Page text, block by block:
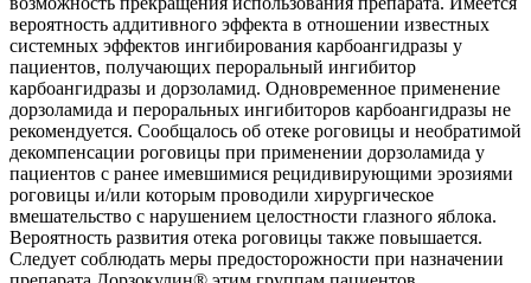
вероятность аддитивного эффекта в отношении известных
системных эффектов ингибирования карбоангидразы у
пациентов, получающих пероральный ингибитор
карбоангидразы и дорзоламид. Одновременное применение
дорзоламида и пероральных ингибиторов карбоангидразы не
рекомендуется. Сообщалось об отеке роговицы и необратимой
декомпенсации роговицы при применении дорзоламида у
пациентов с ранее имевшимися рецидивирующими эрозиями
роговицы и/или которым проводили хирургическое
вмешательство с нарушением целостности глазного яблока.
Вероятность развития отека роговицы также повышается.
Следует соблюдать меры предосторожности при назначении